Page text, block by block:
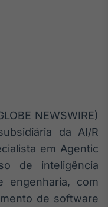
para
NEWSWIRE)
da AI/R
em Agentic
de inteligência
engenharia, com
de software